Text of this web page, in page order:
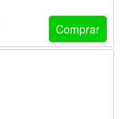
Comprar